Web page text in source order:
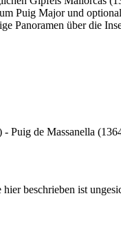
Puig Major und
Panoramen über die
Puig de Massanella
beschrieben ist